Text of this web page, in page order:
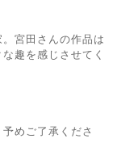
宮田さんの作品は
趣を感じさせてく
めご了承くださ